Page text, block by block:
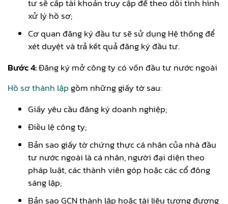
tư sẽ cấp tài khoản truy cập để theo dõi tình hình
xử lý hồ sơ;
Cơ quan đăng ký đầu tư sẽ sử dụng Hệ thống để
xét duyệt và trả kết quả đăng ký đầu tư.
Bước 4:Đăng ký mở công ty có vốn đầu tư nước ngoài
Hồ sơ thành lậpgồm những giấy tờ sau:
Giấy yêu cầu đăng ký doanh nghiệp;
Điều lệ công ty;
Bản sao giấy tờ chứng thực cá nhân của nhà đầu
tư nước ngoài là cá nhân, người đại diện theo
pháp luật, các thành viên góp hoặc các cổ đông
sáng lập;
Bản sao GCN thành lập hoặc tài liệu tương đương